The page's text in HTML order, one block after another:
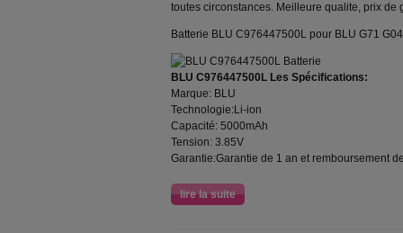
toutes circonstances. Meilleure qualite, prix de
Batterie BLU C976447500L pour BLU G71
BLU C976447500L Les Spécifications:
Marque: BLU
Technologie:Li-ion
Capacité: 5000mAh
Tension: 3.85V
Garantie:Garantie de 1 an et remboursement
lire la suite